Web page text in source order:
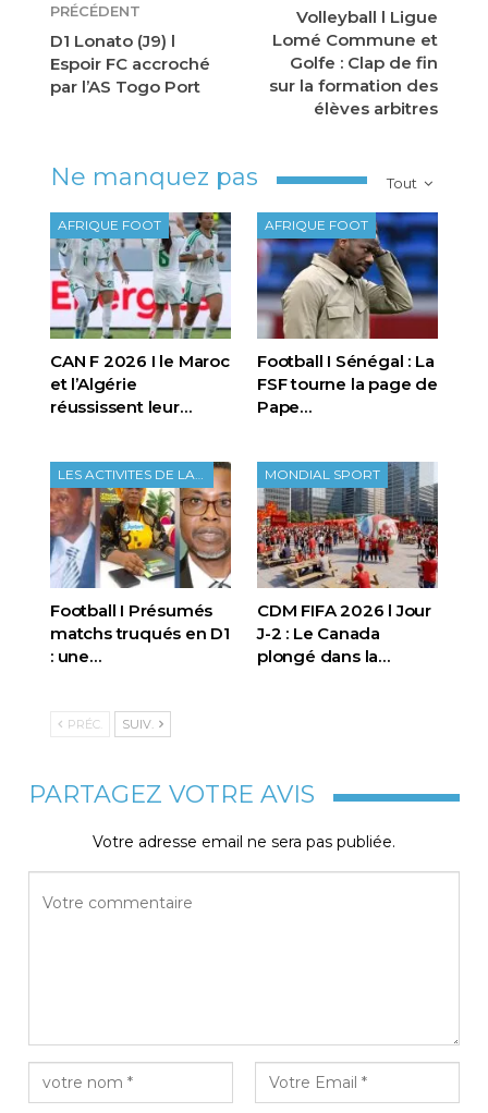
PRÉCÉDENT
D1 Lonato (J9) l
Espoir FC accroché
par l’AS Togo Port
Volleyball l Ligue
Lomé Commune et
Golfe : Clap de fin
sur la formation des
élèves arbitres
Tout
Ne manquez pas
AFRIQUE FOOT
CAN F 2026 I le Maroc
et l’Algérie
réussissent leur…
AFRIQUE FOOT
Football I Sénégal : La
FSF tourne la page de
Pape…
Football I Présumés
matchs truqués en D1
: une…
MONDIAL SPORT
CDM FIFA 2026 l Jour
J-2 : Le Canada
plongé dans la…
PRÉC. SUIV.
PARTAGEZ VOTRE AVIS
Votre adresse email ne sera pas publiée.